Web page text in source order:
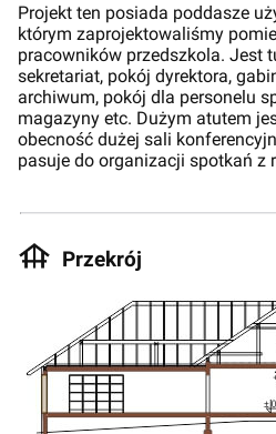
Projekt ten posiada poddasze
którym zaprojektowaliśmy
pracowników przedszkola. Jest
sekretariat, pokój dyrektora,
archiwum, pokój dla personelu
magazyny etc. Dużym atutem
obecność dużej sali
pasuje do organizacji spotkań z
Przekrój